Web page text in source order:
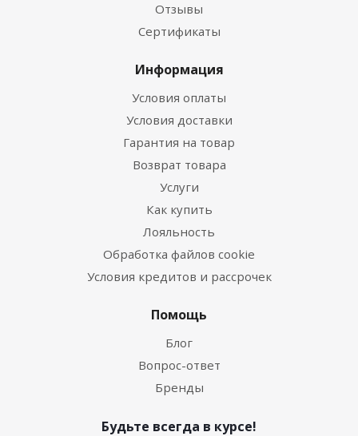
Отзывы
Сертификаты
Информация
Условия оплаты
Условия доставки
Гарантия на товар
Возврат товара
Услуги
Как купить
Лояльность
Обработка файлов cookie
Условия кредитов и рассрочек
Помощь
Блог
Вопрос-ответ
Бренды
Будьте всегда в курсе!